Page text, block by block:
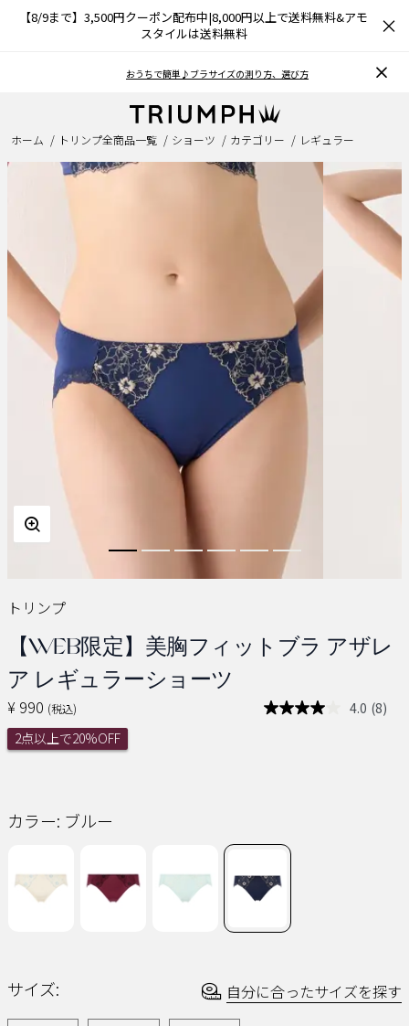
【8/9まで】3,500円クーポン配布中|8,000円以上で送料無料&アモ
スタイルは送料無料
×
おうちで簡単♪ブラサイズの測り方、選び方
ホーム トリンプ全商品一覧 ショーツ カテゴリー レギュラー
トリンプ
【WEB限定】美胸フィットブラ アザレ
ア レギュラーショーツ
¥ 990 (税込) 4.0 レ
(8)
2点以上で20%OFF
カラー: ブルー
サイズ: 自分に合ったサイズを探す